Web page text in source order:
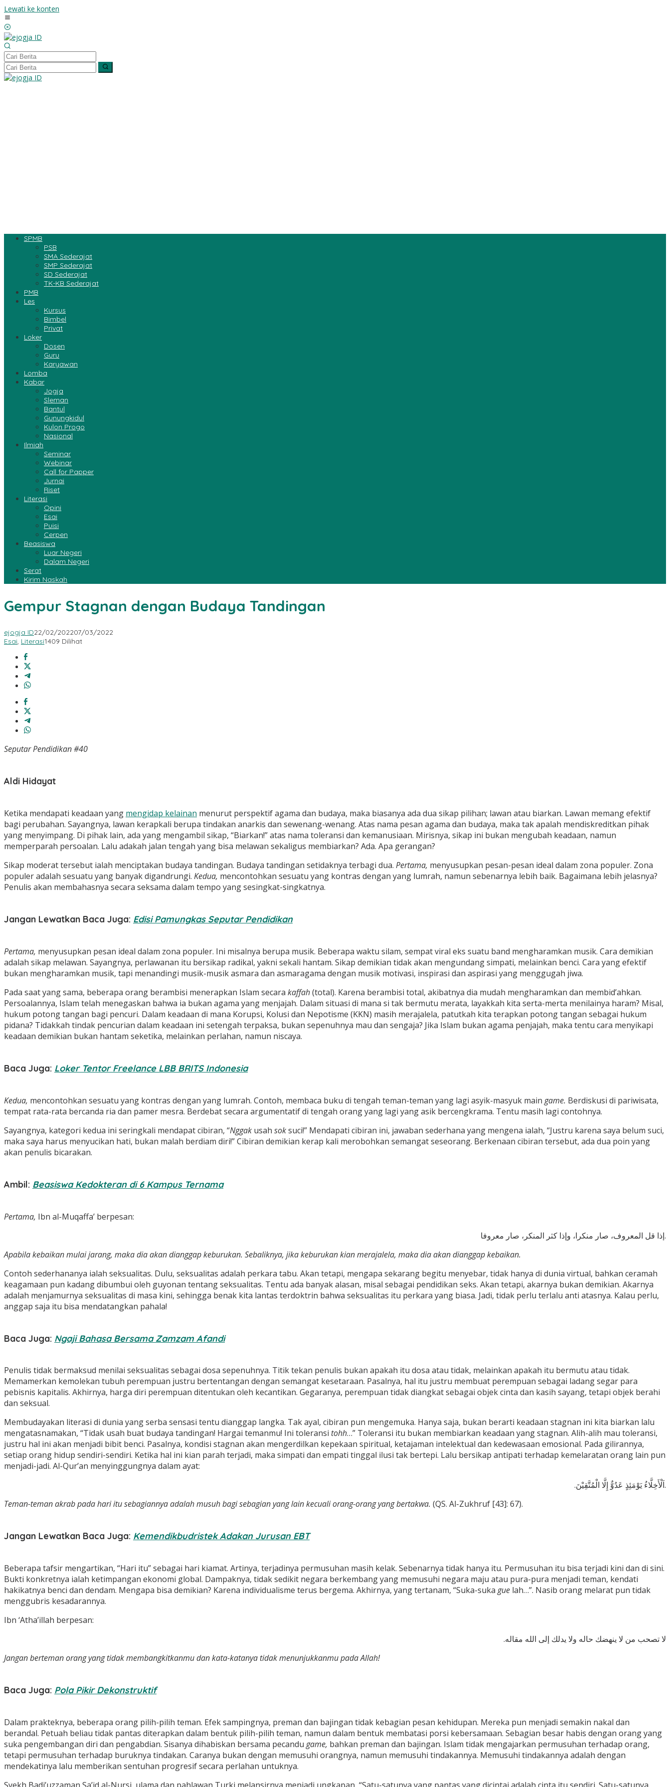
Lewati ke konten
SPMB
PSB
SMA Sederajat
SMP Sederajat
SD Sederajat
TK-KB Sederajat
PMB
Les
Kursus
Bimbel
Privat
Loker
Dosen
Guru
Karyawan
Lomba
Kabar
Jogja
Sleman
Bantul
Gunungkidul
Kulon Progo
Nasional
Ilmiah
Seminar
Webinar
Call for Papper
Jurnai
Riset
Literasi
Opini
Esai
Puisi
Cerpen
Beasiswa
Luar Negeri
Dalam Negeri
Serat
Kirim Naskah
Gempur Stagnan dengan Budaya Tandingan
ejogja ID22/02/202207/03/2022
Esai, Literasi1409 Dilihat
Seputar Pendidikan #40
Aldi Hidayat
Ketika mendapati keadaan yang mengidap kelainan menurut perspektif agama dan budaya, maka biasanya ada dua sikap pilihan; lawan atau biarkan. Lawan memang efektif
bagi perubahan. Sayangnya, lawan kerapkali berupa tindakan anarkis dan sewenang-wenang. Atas nama pesan agama dan budaya, maka tak apalah mendiskreditkan pihak
yang menyimpang. Di pihak lain, ada yang mengambil sikap, “Biarkan!” atas nama toleransi dan kemanusiaan. Mirisnya, sikap ini bukan mengubah keadaan, namun
memperparah persoalan. Lalu adakah jalan tengah yang bisa melawan sekaligus membiarkan? Ada. Apa gerangan?
Sikap moderat tersebut ialah menciptakan budaya tandingan. Budaya tandingan setidaknya terbagi dua. Pertama, menyusupkan pesan-pesan ideal dalam zona populer. Zona
populer adalah sesuatu yang banyak digandrungi. Kedua, mencontohkan sesuatu yang kontras dengan yang lumrah, namun sebenarnya lebih baik. Bagaimana lebih jelasnya?
Penulis akan membahasnya secara seksama dalam tempo yang sesingkat-singkatnya.
Jangan Lewatkan Baca Juga: Edisi Pamungkas Seputar Pendidikan
Pertama, menyusupkan pesan ideal dalam zona populer. Ini misalnya berupa musik. Beberapa waktu silam, sempat viral eks suatu band mengharamkan musik. Cara demikian
adalah sikap melawan. Sayangnya, perlawanan itu bersikap radikal, yakni sekali hantam. Sikap demikian tidak akan mengundang simpati, melainkan benci. Cara yang efektif
bukan mengharamkan musik, tapi menandingi musik-musik asmara dan asmaragama dengan musik motivasi, inspirasi dan aspirasi yang menggugah jiwa.
Pada saat yang sama, beberapa orang berambisi menerapkan Islam secara kaffah(total). Karena berambisi total, akibatnya dia mudah mengharamkan dan membid’ahkan.
Persoalannya, Islam telah menegaskan bahwa ia bukan agama yang menjajah. Dalam situasi di mana si tak bermutu merata, layakkah kita serta-merta menilainya haram? Misal,
hukum potong tangan bagi pencuri. Dalam keadaan di mana Korupsi, Kolusi dan Nepotisme (KKN) masih merajalela, patutkah kita terapkan potong tangan sebagai hukum
pidana? Tidakkah tindak pencurian dalam keadaan ini setengah terpaksa, bukan sepenuhnya mau dan sengaja? Jika Islam bukan agama penjajah, maka tentu cara menyikapi
keadaan demikian bukan hantam seketika, melainkan perlahan, namun niscaya.
Baca Juga: Loker Tentor Freelance LBB BRITS Indonesia
Kedua, mencontohkan sesuatu yang kontras dengan yang lumrah. Contoh, membaca buku di tengah teman-teman yang lagi asyik-masyuk main game. Berdiskusi di pariwisata,
tempat rata-rata bercanda ria dan pamer mesra. Berdebat secara argumentatif di tengah orang yang lagi yang asik bercengkrama. Tentu masih lagi contohnya.
Sayangnya, kategori kedua ini seringkali mendapat cibiran, “Nggak usah soksuci!” Mendapati cibiran ini, jawaban sederhana yang mengena ialah, “Justru karena saya belum suci,
maka saya harus menyucikan hati, bukan malah berdiam diri!” Cibiran demikian kerap kali merobohkan semangat seseorang. Berkenaan cibiran tersebut, ada dua poin yang
akan penulis bicarakan.
Ambil: Beasiswa Kedokteran di 6 Kampus Ternama
Pertama, Ibn al-Muqaffa’ berpesan:
إذا قل المعروف، صار منكرا، وإذا كثر المنكر، صار معروفا.
Apabila kebaikan mulai jarang, maka dia akan dianggap keburukan. Sebaliknya, jika keburukan kian merajalela, maka dia akan dianggap kebaikan.
Contoh sederhananya ialah seksualitas. Dulu, seksualitas adalah perkara tabu. Akan tetapi, mengapa sekarang begitu menyebar, tidak hanya di dunia virtual, bahkan ceramah
keagamaan pun kadang dibumbui oleh guyonan tentang seksualitas. Tentu ada banyak alasan, misal sebagai pendidikan seks. Akan tetapi, akarnya bukan demikian. Akarnya
adalah menjamurnya seksualitas di masa kini, sehingga benak kita lantas terdoktrin bahwa seksualitas itu perkara yang biasa. Jadi, tidak perlu terlalu anti atasnya. Kalau perlu,
anggap saja itu bisa mendatangkan pahala!
Baca Juga: Ngaji Bahasa Bersama Zamzam Afandi
Penulis tidak bermaksud menilai seksualitas sebagai dosa sepenuhnya. Titik tekan penulis bukan apakah itu dosa atau tidak, melainkan apakah itu bermutu atau tidak.
Memamerkan kemolekan tubuh perempuan justru bertentangan dengan semangat kesetaraan. Pasalnya, hal itu justru membuat perempuan sebagai ladang segar para
pebisnis kapitalis. Akhirnya, harga diri perempuan ditentukan oleh kecantikan. Gegaranya, perempuan tidak diangkat sebagai objek cinta dan kasih sayang, tetapi objek berahi
dan seksual.
Membudayakan literasi di dunia yang serba sensasi tentu dianggap langka. Tak ayal, cibiran pun mengemuka. Hanya saja, bukan berarti keadaan stagnan ini kita biarkan lalu
mengatasnamakan, “Tidak usah buat budaya tandingan! Hargai temanmu! Ini toleransi tohh…” Toleransi itu bukan membiarkan keadaan yang stagnan. Alih-alih mau toleransi,
justru hal ini akan menjadi bibit benci. Pasalnya, kondisi stagnan akan mengerdilkan kepekaan spiritual, ketajaman intelektual dan kedewasaan emosional. Pada gilirannya,
setiap orang hidup sendiri-sendiri. Ketika hal ini kian parah terjadi, maka simpati dan empati tinggal ilusi tak bertepi. Lalu bersikap antipati terhadap kemelaratan orang lain pun
menjadi-jadi. Al-Qur’an menyinggungnya dalam ayat:
.اَلْأَخِلَّاءُ يَوْمَئِذٍ عَدُوٌّ إِلَّا الْمُتَّقِيْنَ.
Teman-teman akrab pada hari itu sebagiannya adalah musuh bagi sebagian yang lain kecuali orang-orang yang bertakwa. (QS. Al-Zukhruf [43]: 67).
Jangan Lewatkan Baca Juga: Kemendikbudristek Adakan Jurusan EBT
Beberapa tafsir mengartikan, “Hari itu” sebagai hari kiamat. Artinya, terjadinya permusuhan masih kelak. Sebenarnya tidak hanya itu. Permusuhan itu bisa terjadi kini dan di sini.
Bukti konkretnya ialah ketimpangan ekonomi global. Dampaknya, tidak sedikit negara berkembang yang memusuhi negara maju atau pura-pura menjadi teman, kendati
hakikatnya benci dan dendam. Mengapa bisa demikian? Karena individualisme terus bergema. Akhirnya, yang tertanam, “Suka-suka gue lah…”. Nasib orang melarat pun tidak
menggubris kesadarannya.
Ibn ‘Atha’illah berpesan:
.لا تصحب من لا ينهضك حاله ولا يدلك إلى الله مقاله
Jangan berteman orang yang tidak membangkitkanmu dan kata-katanya tidak menunjukkanmu pada Allah!
Baca Juga: Pola Pikir Dekonstruktif
Dalam prakteknya, beberapa orang pilih-pilih teman. Efek sampingnya, preman dan bajingan tidak kebagian pesan kehidupan. Mereka pun menjadi semakin nakal dan
berandal. Petuah beliau tidak pantas diterapkan dalam bentuk pilih-pilih teman, namun dalam bentuk membatasi porsi kebersamaan. Sebagian besar habis dengan orang yang
suka pengembangan diri dan pengabdian. Sisanya dihabiskan bersama pecandu game, bahkan preman dan bajingan. Islam tidak mengajarkan permusuhan terhadap orang,
tetapi permusuhan terhadap buruknya tindakan. Caranya bukan dengan memusuhi orangnya, namun memusuhi tindakannya. Memusuhi tindakannya adalah dengan
mendekatinya lalu memberikan sentuhan progresif secara perlahan untuknya.